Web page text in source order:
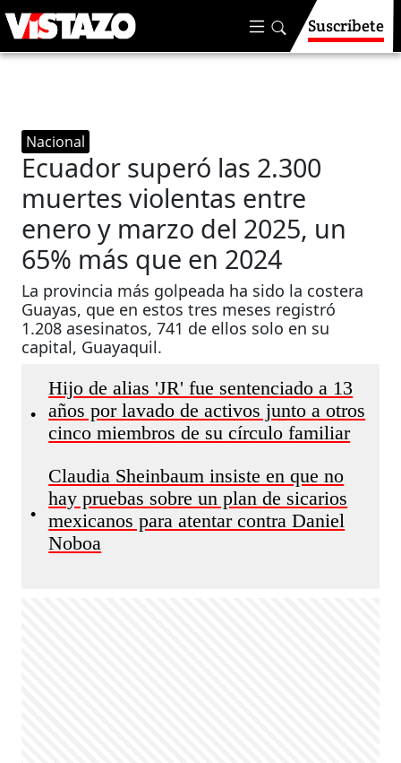
Suscríbete
Nacional
Ecuador superó las 2.300
muertes violentas entre
enero y marzo del 2025, un
65% más que en 2024
La provincia más golpeada ha sido la costera
Guayas, que en estos tres meses registró
1.208 asesinatos, 741 de ellos solo en su
capital, Guayaquil.
•
Hijo de alias 'JR' fue sentenciado a 13
años por lavado de activos junto a otros
cinco miembros de su círculo familiar
•
Claudia Sheinbaum insiste en que no
hay pruebas sobre un plan de sicarios
mexicanos para atentar contra Daniel
Noboa